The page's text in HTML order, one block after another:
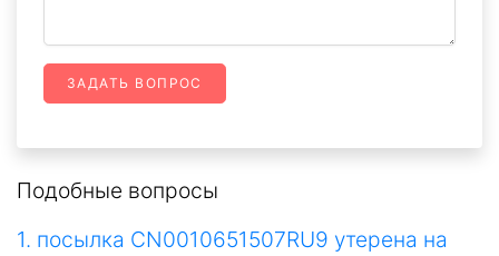
ЗАДАТЬ ВОПРОС
Подобные вопросы
1. посылка CN0010651507RU9 утерена на